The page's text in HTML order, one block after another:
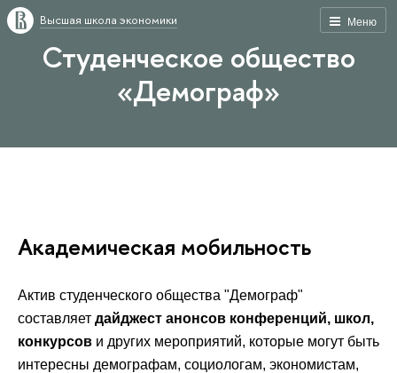
Меню
Высшая школа экономики
Студенческое общество
«Демограф»
Академическая мобильность
Актив студенческого общества "Демограф"
составляет дайджест анонсов конференций, школ,
конкурсов и других мероприятий, которые могут быть
интересны демографам, социологам, экономистам,